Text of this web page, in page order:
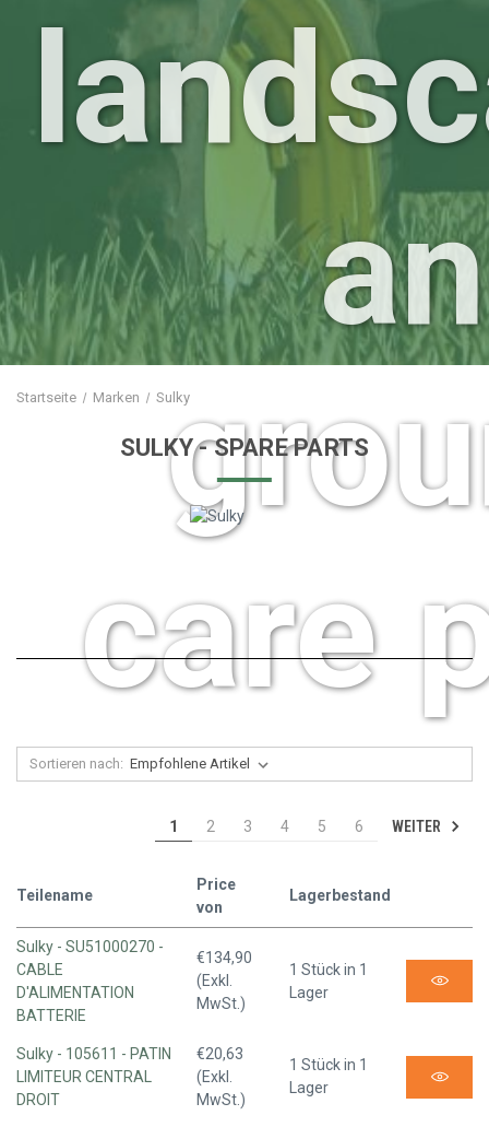
care
Startseite Marken Sulky
SULKY- SPARE PARTS
Sortieren nach:
1 2 3 4 5 6 WEITER
Teilename
Price
von
Lagerbestand
Sulky - SU51000270 -
CABLE
D'ALIMENTATION
BATTERIE
€134,90
(Exkl.
MwSt.)
1 Stück in 1
Lager
Sulky - 105611 - PATIN
LIMITEUR CENTRAL
DROIT
€20,63
(Exkl.
MwSt.)
1 Stück in 1
Lager